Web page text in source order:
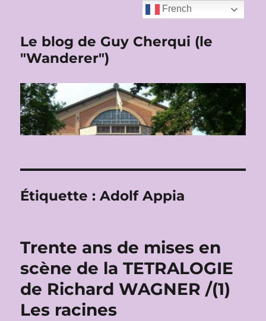
Le blog de Guy Cherqui (le
"Wanderer")
Étiquette :Adolf Appia
Trente ans de mises en
scène de la TETRALOGIE
de Richard WAGNER /(1)
Les racines
French